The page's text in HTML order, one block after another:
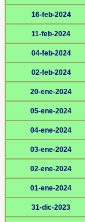
16-feb-2024
11-feb-2024
04-feb-2024
02-feb-2024
20-ene-2024
05-ene-2024
04-ene-2024
03-ene-2024
02-ene-2024
01-ene-2024
31-dic-2023